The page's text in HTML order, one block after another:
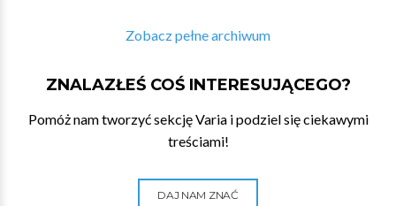
Zobacz pełne archiwum
ZNALAZŁEŚ COŚ INTERESUJĄCEGO?
Pomóż nam tworzyć sekcję Varia i podziel się ciekawymi
treściami!
DAJ NAM ZNAĆ